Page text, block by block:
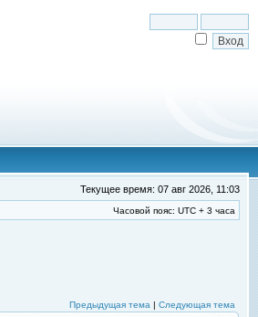
Текущее время: 07 авг 2026, 11:03
Часовой пояс: UTC + 3 часа
Предыдущая тема | Следующая тема